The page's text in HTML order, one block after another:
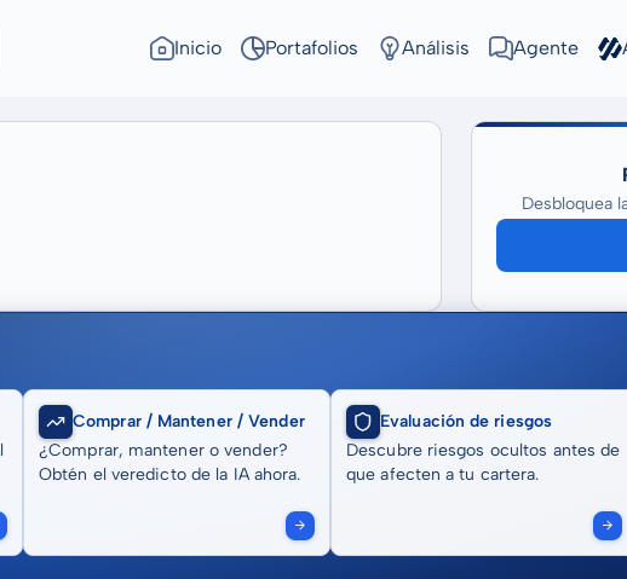
Inicio Portafolios Análisis Agente
Desbloquea
Comprar / Mantener / Vender
¿Comprar, mantener o vender?
Obtén el veredicto de la IA ahora.
Evaluación de riesgos
Descubre riesgos ocultos antes de
que afecten a tu cartera.